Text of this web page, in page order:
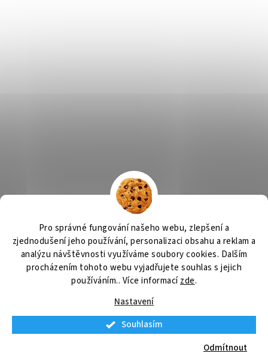
Pro správné fungování našeho webu, zlepšení a
zjednodušení jeho používání, personalizaci obsahu a reklam a
analýzu návštěvnosti využíváme soubory cookies. Dalším
procházením tohoto webu vyjadřujete souhlas s jejich
používáním.. Více informacízde.
Nastavení
Odmítnout
Souhlasím
Výčepní zařízení, chlazení na pivo, chlazení piva OSMO CZ
Barvy Příbram Obchodní podmínky GDPR
Vytvořil Shoptet
Výčepní zařízení. Všechna práva vyhrazena.